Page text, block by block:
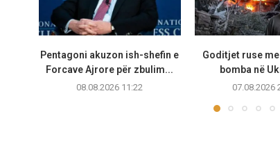
Pentagoni akuzon ish-shefin e
Forcave Ajrore për zbulim...
08.08.2026 11:22
Goditjet ruse
bomba në
07.08.2026